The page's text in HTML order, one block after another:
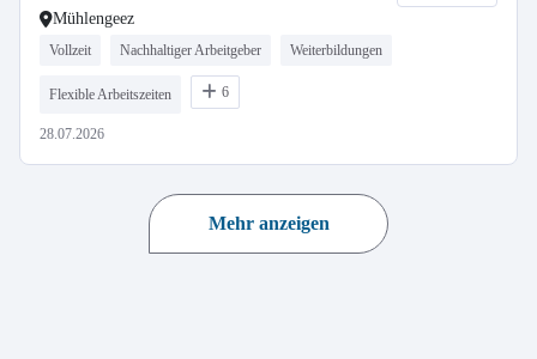
Mühlengeez
Vollzeit Nachhaltiger Arbeitgeber Weiterbildungen
Flexible Arbeitszeiten 6
28.07.2026
Mehr anzeigen